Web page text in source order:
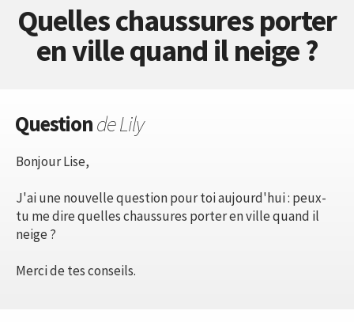
Quelles chaussures porter
en ville quand il neige ?
Questionde Lily
Bonjour Lise,
J'ai une nouvelle question pour toi aujourd'hui : peux-
tu me dire quelles chaussures porter en ville quand il
neige ?
Merci de tes conseils.